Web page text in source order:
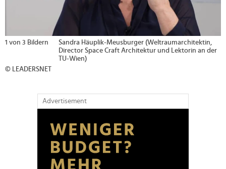
1 von 3 Bildern
Sandra Häuplik-Meusburger (Weltraumarchitektin,
Director Space Craft Architektur und Lektorin an der
TU-Wien)
© LEADERSNET
Advertisement